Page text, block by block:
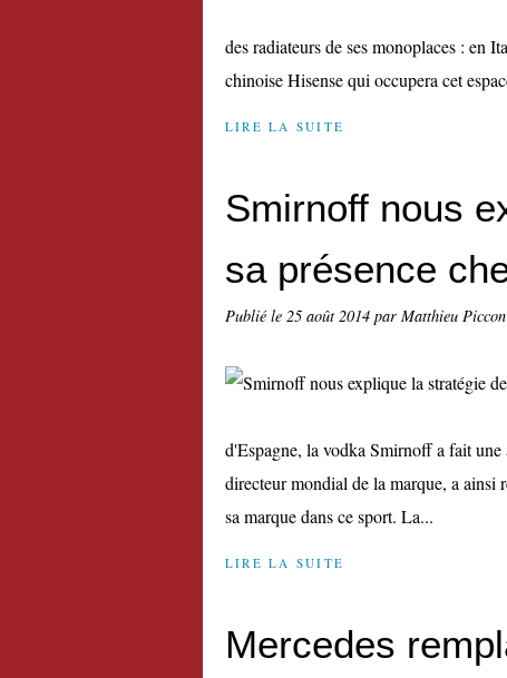
des radiateurs de ses monoplaces : en
chinoise Hisense qui occupera cet
LIRE LA SUITE
Smirnoff nous
sa présence
Publié le 25 août 2014 par Matthieu Piccon
d'Espagne, la vodka Smirnoff a fait
directeur mondial de la marque, a ainsi
sa marque dans ce sport. La...
LIRE LA SUITE
Mercedes